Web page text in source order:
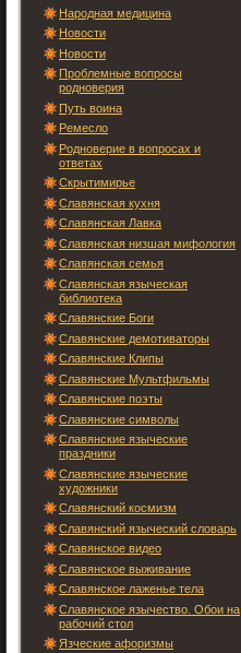
Народная медицина
Новости
Новости
Проблемные вопросы
родноверия
Путь воина
Ремесло
Родноверие в вопросах и
ответах
Скрытимирье
Славянская кухня
Славянская Лавка
Славянская низшая мифология
Славянская семья
Славянская языческая
библиотека
Славянские Боги
Славянские демотиваторы
Славянские Клипы
Славянские Мультфильмы
Славянские поэты
Славянские символы
Славянские языческие
праздники
Славянские языческие
художники
Славянский космизм
Славянский языческий словарь
Славянское видео
Славянское выживание
Славянское лаженье тела
Славянское язычество. Обои на
рабочий стол
Язческие афоризмы